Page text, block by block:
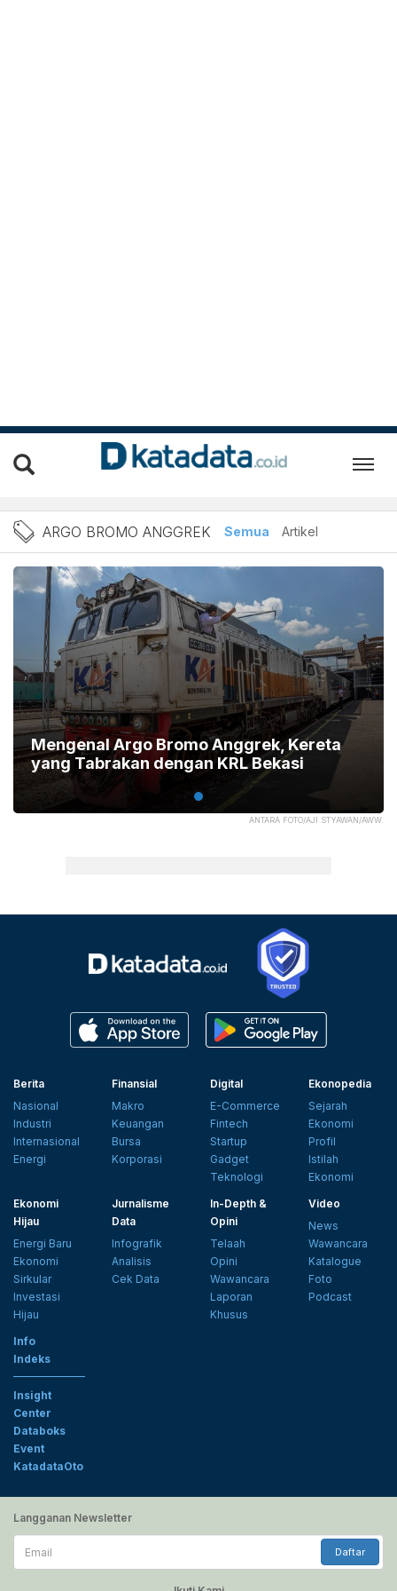
Berita Argo Bromo
ARGO BROMO ANGGREK Semua Artikel
ANTARA FOTO/AJI STYAWAN/AWW.
Mengenal Argo Bromo Anggrek, Kereta
yang Tabrakan dengan KRL Bekasi
Berita
Nasional
Industri
Internasional
Energi
Finansial
Makro
Keuangan
Bursa
Korporasi
Digital
E-Commerce
Fintech
Startup
Gadget
Teknologi
Ekonopedia
Sejarah
Ekonomi
Profil
Istilah
Ekonomi
Ekonomi
Hijau
Energi Baru
Ekonomi
Sirkular
Investasi
Hijau
Jurnalisme
Data
Infografik
Analisis
Cek Data
In-Depth &
Opini
Telaah
Opini
Wawancara
Laporan
Khusus
Video
News
Wawancara
Katalogue
Foto
Podcast
Info
Indeks
Insight
Center
Databoks
Event
KatadataOto
Langganan Newsletter
Email
Daftar